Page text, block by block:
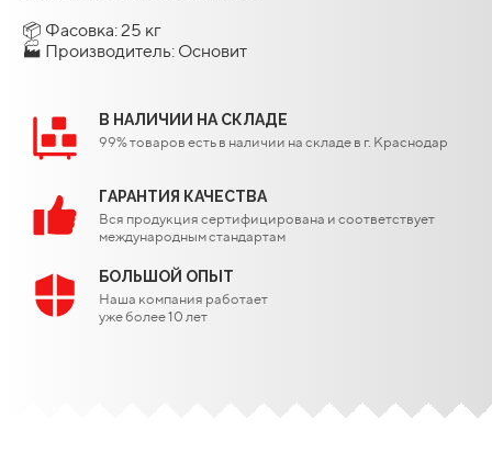
📦 Фасовка: 25 кг
🏭 Производитель: Основит
В НАЛИЧИИ НА СКЛАДЕ
99% товаров есть в наличии на складе в г. Краснодар
ГАРАНТИЯ КАЧЕСТВА
Вся продукция сертифицирована и соответствует
международным стандартам
БОЛЬШОЙ ОПЫТ
Наша компания работает
уже более 10 лет